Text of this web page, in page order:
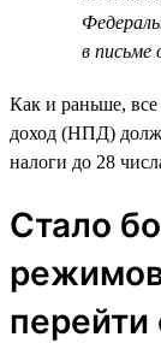
в письме
Как и раньше,
доход (НПД)
налоги до 28
Стало
перейти